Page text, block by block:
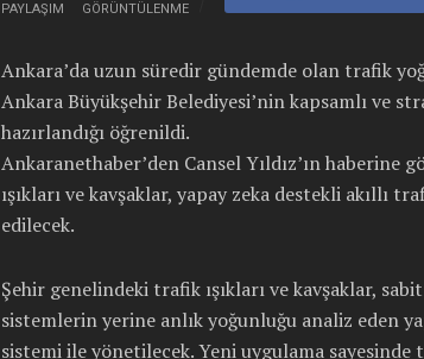
PAYLAŞIM GÖRÜNTÜLENME
Ankara’da uzun süredir gündemde olan trafik
Ankara Büyükşehir Belediyesi’nin kapsamlı ve
hazırlandığı öğrenildi.
Ankaranethaber’den Cansel Yıldız’ın haberine
ışıkları ve kavşaklar, yapay zeka destekli akıllı
edilecek.
Şehir genelindeki trafik ışıkları ve kavşaklar,
sistemlerin yerine anlık yoğunluğu analiz eden
sistemi ile yönetilecek. Yeni uygulama sayesinde